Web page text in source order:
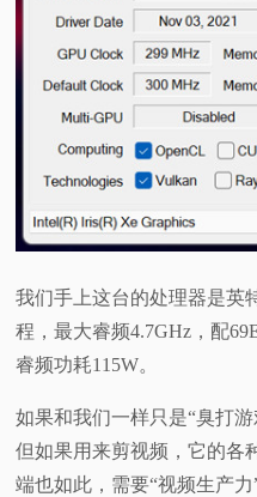
我们手上这台的处理器是英
程，最大睿频4.7GHz，配
睿频功耗115W。
如果和我们一样只是“臭打
但如果用来剪视频，它的各
端也如此，需要“视频生产力